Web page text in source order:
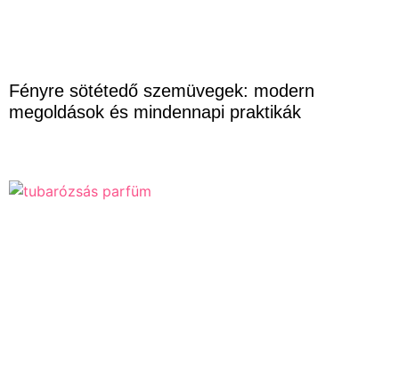
Fényre sötétedő szemüvegek: modern
megoldások és mindennapi praktikák